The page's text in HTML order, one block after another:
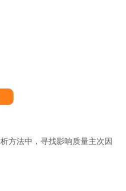
方法中，寻找影响质量主次因